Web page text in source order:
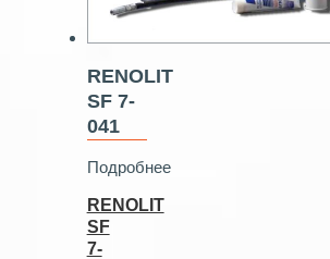
RENOLIT
SF 7-
041
Подробнее
RENOLIT
SF
7-